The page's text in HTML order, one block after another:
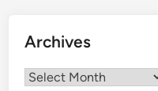
Archives
Archives